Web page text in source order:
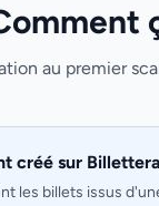
au premier
créé sur Billettera
les billets issus